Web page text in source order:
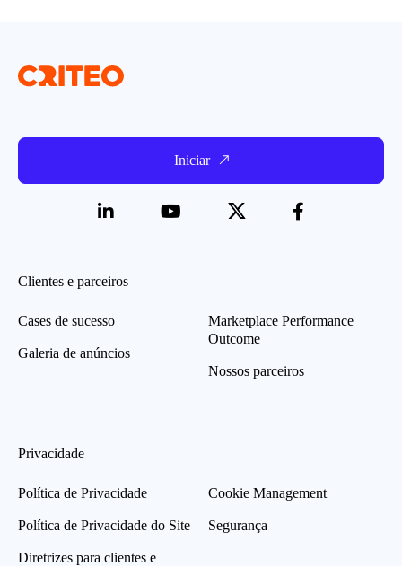
Iniciar
Clientes e parceiros
Cases de sucesso
Galeria de anúncios
Marketplace Performance
Outcome
Nossos parceiros
Privacidade
Política de Privacidade
Política de Privacidade do Site
Diretrizes para clientes e
Cookie Management
Segurança